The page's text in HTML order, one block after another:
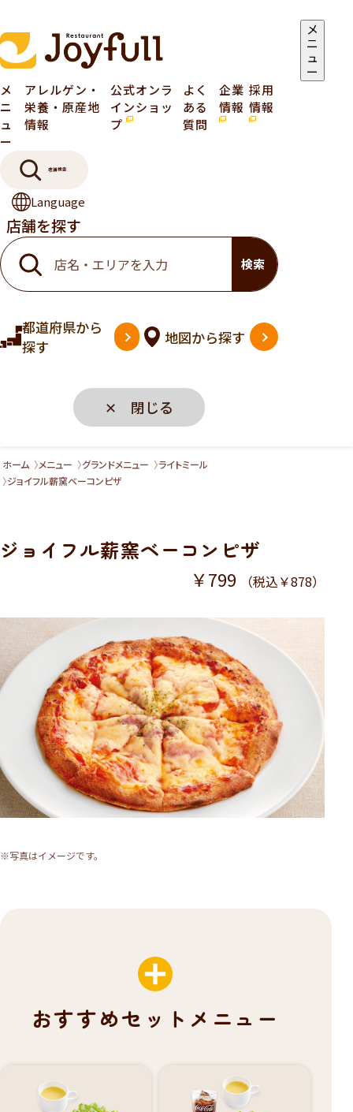
メ
ニ
ュ
ー
メ
ニ
ュ
ー
アレルゲン・
栄養・原産地
情報
公式オンラ
インショッ
プ
よく
ある
質問
企業
情報
採用
情報
店舗検索
Language
店舗を探す
検索
都道府県から
探す
地図から探す
✕ 閉じる
ホーム メニュー グランドメニュー
ライトミール
ジョイフル薪窯ベーコンピザ
ジョイフル薪窯ベーコンピザ
￥799 （税込￥878）
※写真はイメージです。
おすすめセットメニュー